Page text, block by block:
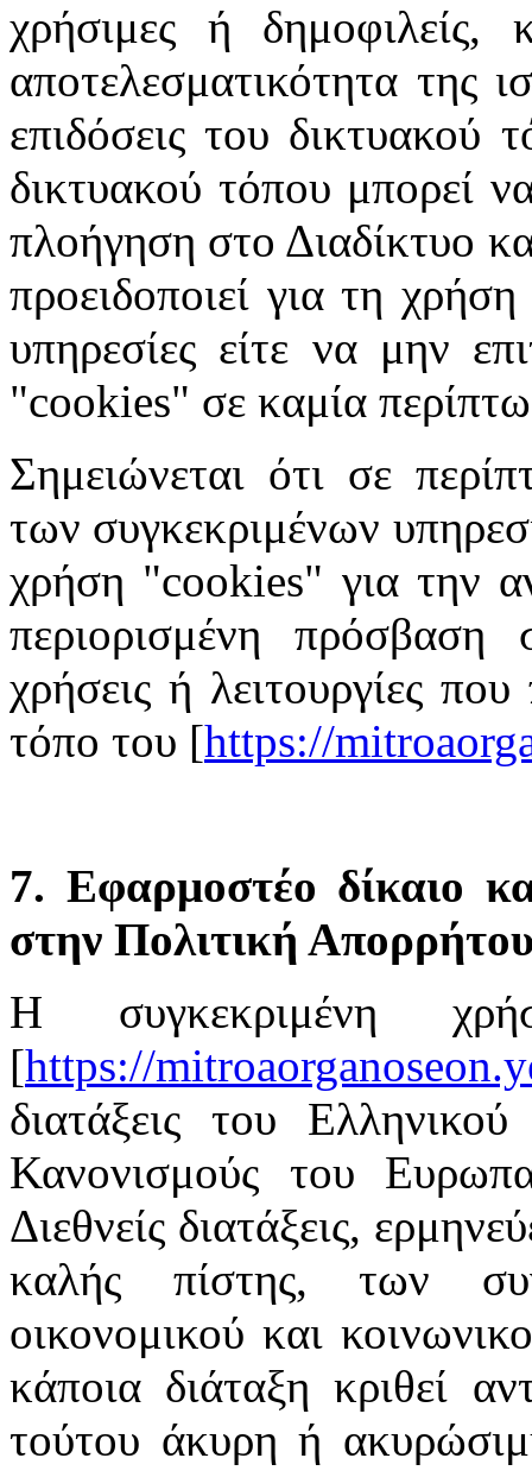
χρήσιμες ή
αποτελεσματικότητα της
επιδόσεις του δικτυακού
δικτυακού τόπου μπορεί
πλοήγηση στο Διαδίκτυο
προειδοποιεί για τη
υπηρεσίες είτε να μην
"cookies" σε καμία
Σημειώνεται ότι σε
των συγκεκριμένων
χρήση "cookies" για την
περιορισμένη πρόσβαση
χρήσεις ή λειτουργίες
τόπο του [https://
7. Εφαρμοστέο δίκαιο
στην Πολιτική
Η συγκεκριμένη
[https://
διατάξεις του
Κανονισμούς του
Διεθνείς διατάξεις,
καλής πίστης, των
οικονομικού και
κάποια διάταξη κριθεί
τούτου άκυρη ή